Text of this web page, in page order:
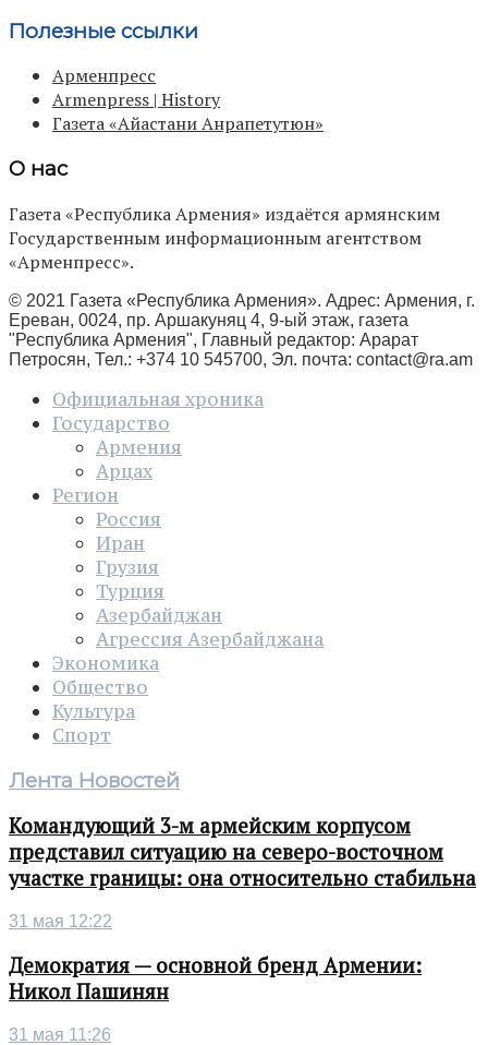
Полезные ссылки
Арменпресс
Armenpress | History
Газета «Айастани Анрапетутюн»
О нас
Газета «Республика Армения» издаётся армянским
Государственным информационным агентством
«Арменпресс».
© 2021 Газета «Республика Армения». Адрес: Армения, г.
Ереван, 0024, пр. Аршакуняц 4, 9-ый этаж, газета
"Республика Армения", Главный редактор: Арарат
Петросян, Тел.: +374 10 545700, Эл. почта: contact@ra.am
Официальная хроника
Государство
Армения
Арцах
Регион
Россия
Иран
Грузия
Турция
Азербайджан
Агрессия Азербайджана
Экономика
Общество
Культура
Спорт
Лента Новостей
Командующий 3-м армейским корпусом
представил ситуацию на северо-восточном
участке границы: она относительно стабильна
31 мая 12:22
Демократия — основной бренд Армении:
Никол Пашинян
31 мая 11:26